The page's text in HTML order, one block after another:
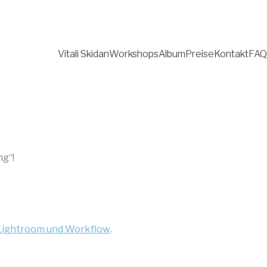
Vitali SkidanWorkshopsAlbumPreiseKontaktFAQ
und Workflow.